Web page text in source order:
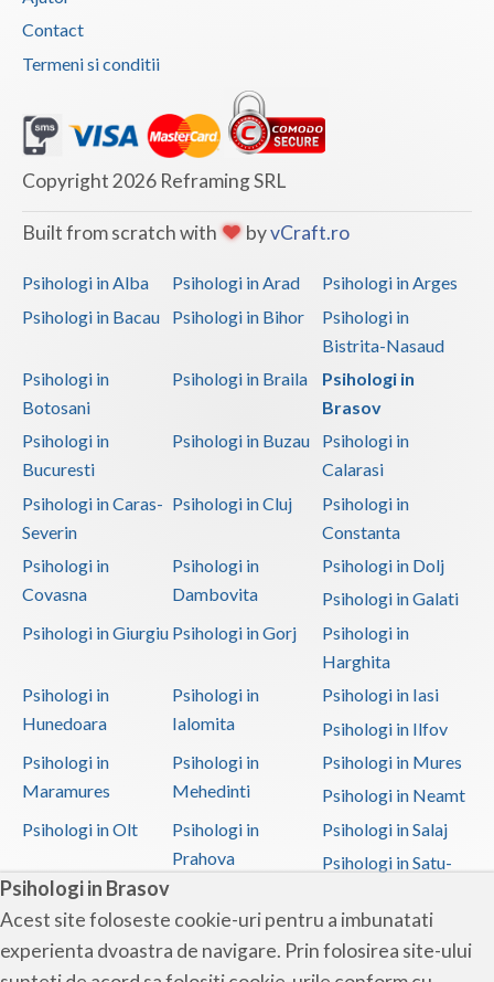
Psihologi in Brasov
Acest site foloseste cookie-uri pentru a imbunatati
experienta dvoastra de navigare. Prin folosirea site-ului
Contact
Termeni si conditii
Copyright 2026 Reframing SRL
Built from scratch with byvCraft.ro
Psihologi in Alba Psihologi in Arad
Psihologi in Arges
Psihologi in Bacau
Psihologi in Bihor
Psihologi in
Bistrita-Nasaud
Psihologi in
Botosani
Psihologi in Braila
Psihologi in
Brasov
Psihologi in
Bucuresti
Psihologi in Buzau
Psihologi in
Calarasi
Psihologi in Caras-
Severin
Psihologi in Cluj
Psihologi in
Constanta
Psihologi in
Covasna
Psihologi in
Dambovita
Psihologi in Dolj
Psihologi in Galati
Psihologi in Giurgiu Psihologi in Gorj
Psihologi in
Harghita
Psihologi in
Hunedoara
Psihologi in
Ialomita
Psihologi in Iasi
Psihologi in Ilfov
Psihologi in
Maramures
Psihologi in
Mehedinti
Psihologi in Mures
Psihologi in Neamt
Psihologi in Olt
Psihologi in
Prahova
Psihologi in Salaj
Psihologi in Satu-
Psihologi in Sibiu
Psihologi in
Suceava
Psihologi in
Teleorman